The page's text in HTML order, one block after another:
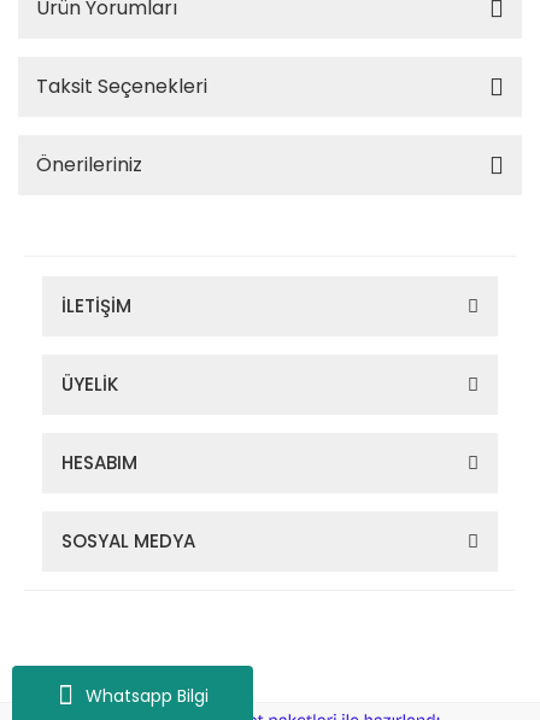
Whatsapp Bilgi
Ürün Yorumları
Taksit Seçenekleri
Önerileriniz
İLETİŞİM
ÜYELİK
HESABIM
SOSYAL MEDYA